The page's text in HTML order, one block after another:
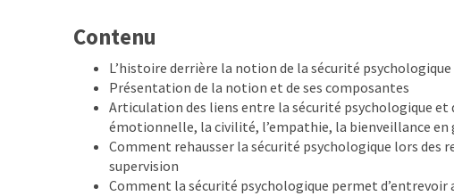
Contenu
L’histoire derrière la notion de la sécurité psychologique
Présentation de la notion et de ses composantes
Articulation des liens entre la sécurité psychologique et
émotionnelle, la civilité, l’empathie, la bienveillance en
Comment rehausser la sécurité psychologique lors des
supervision
Comment la sécurité psychologique permet